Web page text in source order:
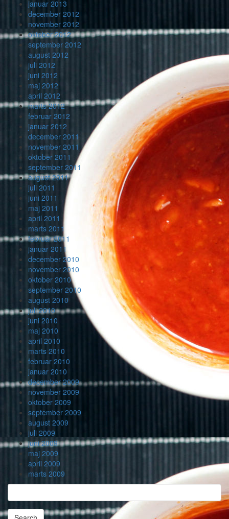
januar 2013
december 2012
november 2012
oktober 2012
september 2012
august 2012
juli 2012
juni 2012
maj 2012
april 2012
marts 2012
februar 2012
januar 2012
december 2011
november 2011
oktober 2011
september 2011
august 2011
juli 2011
juni 2011
maj 2011
april 2011
marts 2011
februar 2011
januar 2011
december 2010
november 2010
oktober 2010
september 2010
august 2010
juli 2010
juni 2010
maj 2010
april 2010
marts 2010
februar 2010
januar 2010
december 2009
november 2009
oktober 2009
september 2009
august 2009
juli 2009
juni 2009
maj 2009
april 2009
marts 2009